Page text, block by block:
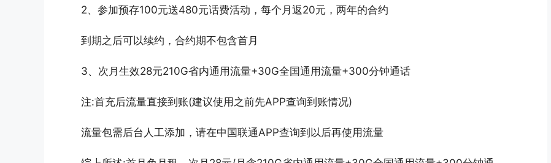
2、参加预存100元送480元话费活动，每个月返20元，两年的合约
到期之后可以续约，合约期不包含首月
3、次月生效28元210G省内通用流量+30G全国通用流量+300分钟通话
注:首充后流量直接到账(建议使用之前先APP查询到账情况)
流量包需后台人工添加，请在中国联通APP查询到以后再使用流量